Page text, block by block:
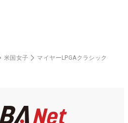
米国女子 マイヤーLPGAクラシック